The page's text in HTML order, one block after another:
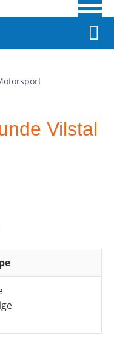
Vilstal